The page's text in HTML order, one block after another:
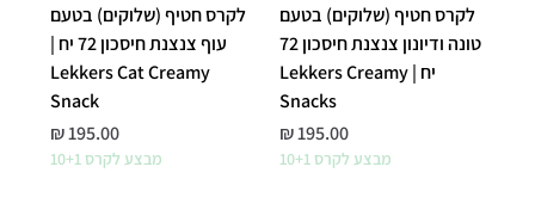
לקרס חטיף (שלוקים) בטעם
טונה ודיונון צנצנת חיסכון 72
יח | Lekkers Creamy
Snacks
מחיר
מבצע לקרס 10+1
לקרס חטיף (שלוקים) בטעם
עוף צנצנת חיסכון 72 יח |
Lekkers Cat Creamy
Snack
מחיר
מבצע לקרס 10+1